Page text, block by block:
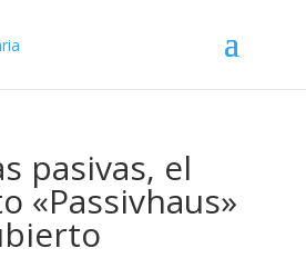
pasivas, el
«Passivhaus»